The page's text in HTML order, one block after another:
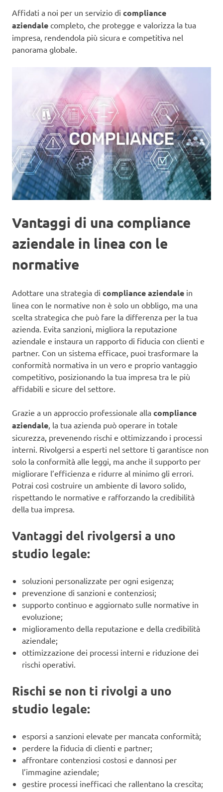
Affidati a noi per un servizio di compliance
aziendale completo, che protegge e valorizza la tua
impresa, rendendola più sicura e competitiva nel
panorama globale.
Vantaggi di una compliance
aziendale in linea con le
normative
Adottare una strategia di compliance aziendale in
linea con le normative non è solo un obbligo, ma una
scelta strategica che può fare la differenza per la tua
azienda. Evita sanzioni, migliora la reputazione
aziendale e instaura un rapporto di fiducia con clienti e
partner. Con un sistema efficace, puoi trasformare la
conformità normativa in un vero e proprio vantaggio
competitivo, posizionando la tua impresa tra le più
affidabili e sicure del settore.
Grazie a un approccio professionale alla compliance
aziendale, la tua azienda può operare in totale
sicurezza, prevenendo rischi e ottimizzando i processi
interni. Rivolgersi a esperti nel settore ti garantisce non
solo la conformità alle leggi, ma anche il supporto per
migliorare l’efficienza e ridurre al minimo gli errori.
Potrai così costruire un ambiente di lavoro solido,
rispettando le normative e rafforzando la credibilità
della tua impresa.
Vantaggi del rivolgersi a uno
studio legale:
soluzioni personalizzate per ogni esigenza;
prevenzione di sanzioni e contenziosi;
supporto continuo e aggiornato sulle normative in
evoluzione;
miglioramento della reputazione e della credibilità
aziendale;
ottimizzazione dei processi interni e riduzione dei
rischi operativi.
Rischi se non ti rivolgi a uno
studio legale:
esporsi a sanzioni elevate per mancata conformità;
perdere la fiducia di clienti e partner;
affrontare contenziosi costosi e dannosi per
l’immagine aziendale;
gestire processi inefficaci che rallentano la crescita;